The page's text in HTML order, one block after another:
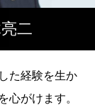
二
た経験を生か
心がけます。